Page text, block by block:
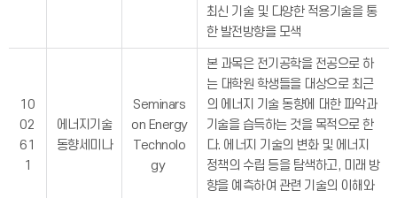
최신 기술 및 다양한 적용기술을 통
한 발전방향을 모색
10
02
61
1
에너지기술
동향세미나
Seminars
on Energy
Technolo
gy
본 과목은 전기공학을 전공으로 하
는 대학원 학생들을 대상으로 최근
의 에너지 기술 동향에 대한 파악과
기술을 습득하는 것을 목적으로 한
다. 에너지 기술의 변화 및 에너지
정책의 수립 등을 탐색하고, 미래 방
향을 예측하여 관련 기술의 이해와